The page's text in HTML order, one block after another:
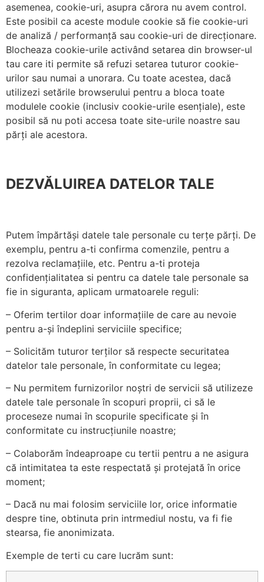
asemenea, cookie-uri, asupra cărora nu avem control.
Este posibil ca aceste module cookie să fie cookie-uri
de analiză / performanță sau cookie-uri de direcționare.
Blocheaza cookie-urile activând setarea din browser-ul
tau care iti permite să refuzi setarea tuturor cookie-
urilor sau numai a unorara. Cu toate acestea, dacă
utilizezi setările browserului pentru a bloca toate
modulele cookie (inclusiv cookie-urile esențiale), este
posibil să nu poti accesa toate site-urile noastre sau
părți ale acestora.
DEZVĂLUIREA DATELOR TALE
Putem împărtăși datele tale personale cu terțe părți. De
exemplu, pentru a-ti confirma comenzile, pentru a
rezolva reclamațiile, etc. Pentru a-ti proteja
confidențialitatea si pentru ca datele tale personale sa
fie in siguranta, aplicam urmatoarele reguli:
– Oferim tertilor doar informațiile de care au nevoie
pentru a-și îndeplini serviciile specifice;
– Solicităm tuturor terților să respecte securitatea
datelor tale personale, în conformitate cu legea;
– Nu permitem furnizorilor noștri de servicii să utilizeze
datele tale personale în scopuri proprii, ci să le
proceseze numai în scopurile specificate și în
conformitate cu instrucțiunile noastre;
– Colaborăm îndeaproape cu tertii pentru a ne asigura
că intimitatea ta este respectată și protejată în orice
moment;
– Dacă nu mai folosim serviciile lor, orice informatie
despre tine, obtinuta prin intrmediul nostu, va fi fie
stearsa, fie anonimizata.
Exemple de terti cu care lucrăm sunt: